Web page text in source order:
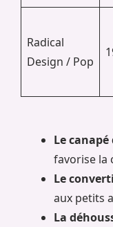
Radical
Design / Pop
Le canapé
favorise la
Le
aux petits
La